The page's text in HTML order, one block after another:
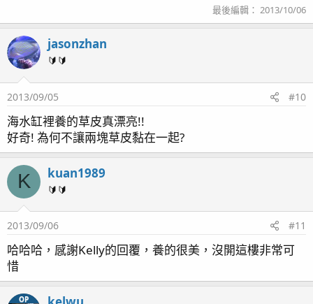
最後編輯： 2013/10/06
jasonzhan
🔰🔰
2013/09/05 #10
海水缸裡養的草皮真漂亮!!
好奇! 為何不讓兩塊草皮黏在一起?
K kuan1989
🔰🔰
2013/09/06 #11
哈哈哈，感謝Kelly的回覆，養的很美，沒開這樓非常可
惜
OP